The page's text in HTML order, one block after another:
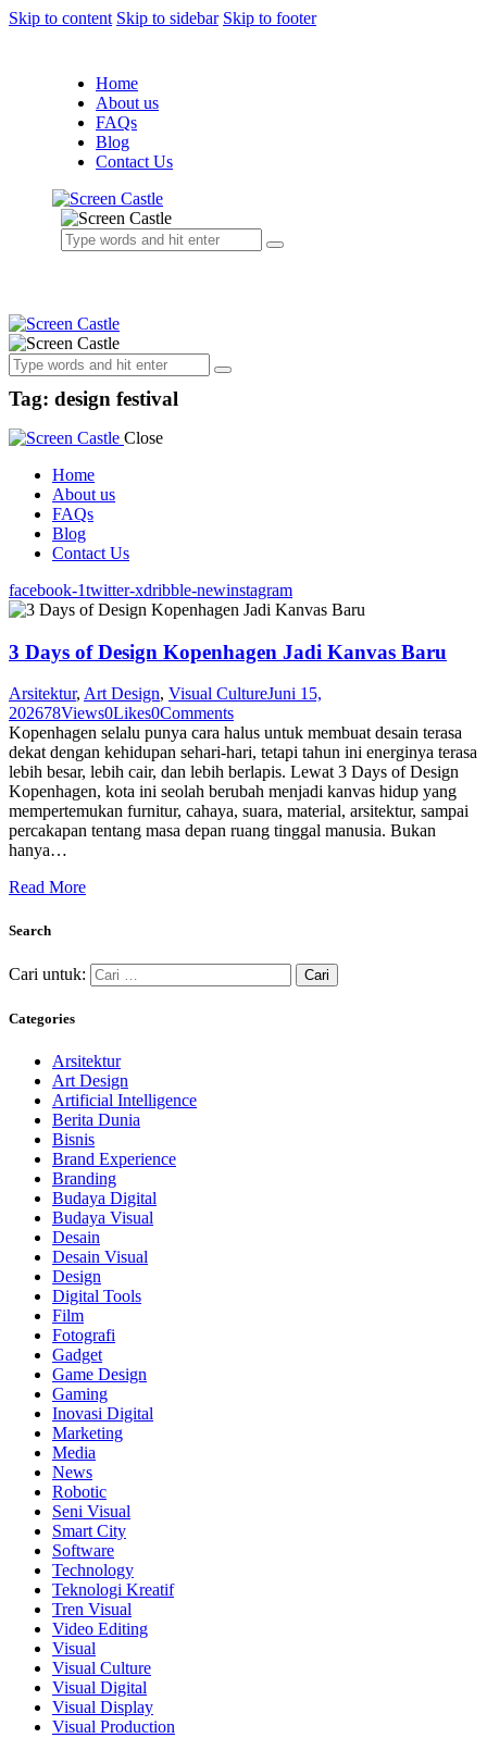
Skip to content Skip to sidebar Skip to footer
Home
About us
FAQs
Blog
Contact Us
Tag: design festival
Close
Home
About us
FAQs
Blog
Contact Us
facebook-1twitter-xdribble-newinstagram
3 Days of Design Kopenhagen Jadi Kanvas Baru
Arsitektur, Art Design, Visual CultureJuni 15,
202678Views0Likes0Comments
Kopenhagen selalu punya cara halus untuk membuat desain terasa
dekat dengan kehidupan sehari-hari, tetapi tahun ini energinya terasa
lebih besar, lebih cair, dan lebih berlapis. Lewat 3 Days of Design
Kopenhagen, kota ini seolah berubah menjadi kanvas hidup yang
mempertemukan furnitur, cahaya, suara, material, arsitektur, sampai
percakapan tentang masa depan ruang tinggal manusia. Bukan
hanya…
Read More
Search
Cari untuk:
Categories
Arsitektur
Art Design
Artificial Intelligence
Berita Dunia
Bisnis
Brand Experience
Branding
Budaya Digital
Budaya Visual
Desain
Desain Visual
Design
Digital Tools
Film
Fotografi
Gadget
Game Design
Gaming
Inovasi Digital
Marketing
Media
News
Robotic
Seni Visual
Smart City
Software
Technology
Teknologi Kreatif
Tren Visual
Video Editing
Visual
Visual Culture
Visual Digital
Visual Display
Visual Production